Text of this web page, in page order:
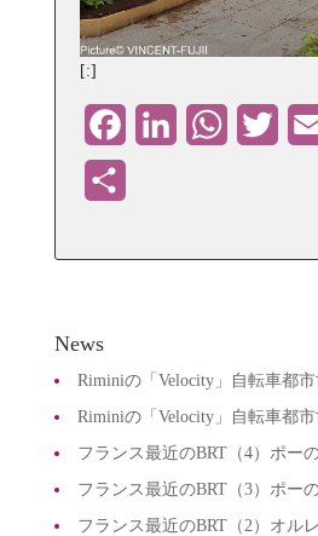
[:]
FacebookLinkedInWhatsApp
News
Riminiの「Velocity」自転車都市
Riminiの「Velocity」自転車都市
フランス最近のBRT（4）ポー
フランス最近のBRT（3）ポー
フランス最近のBRT（2）オル